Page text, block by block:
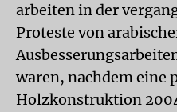
arbeiten in der
Proteste von
waren, nachdem eine
Holzkonstruktion